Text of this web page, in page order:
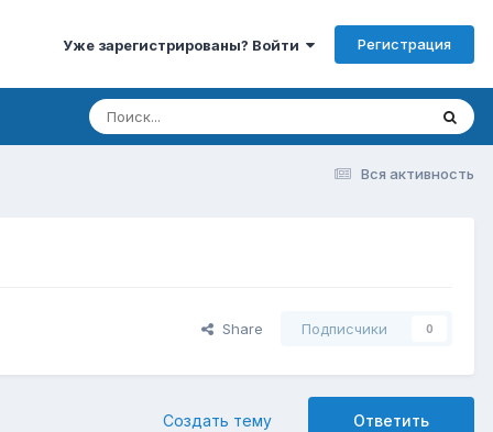
Уже зарегистрированы? Войти Регистрация
Вся активность
Share Подписчики 0
Ответить
Создать тему